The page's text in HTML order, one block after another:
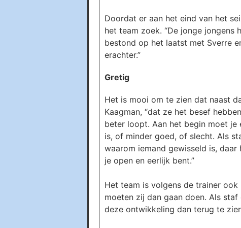
Doordat er aan het eind van het
het team zoek. “De jonge jongens
bestond op het laatst met Sverre
erachter.”
Gretig
Het is mooi om te zien dat naast
Kaagman, “dat ze het besef
beter loopt. Aan het begin moet je
is, of minder goed, of slecht. Als
waarom iemand gewisseld is,
je open en eerlijk bent.”
Het team is volgens de trainer
moeten zij dan gaan doen. Als
deze ontwikkeling dan terug te